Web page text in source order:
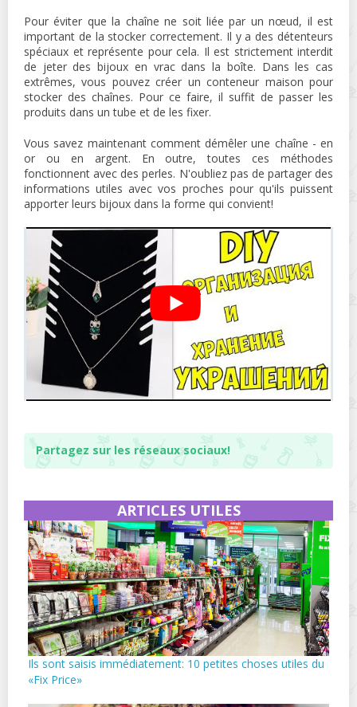
Pour éviter que la chaîne ne soit liée par un nœud, il est
important de la stocker correctement. Il y a des détenteurs
spéciaux et représente pour cela. Il est strictement interdit
de jeter des bijoux en vrac dans la boîte. Dans les cas
extrêmes, vous pouvez créer un conteneur maison pour
stocker des chaînes. Pour ce faire, il suffit de passer les
produits dans un tube et de les fixer.
Vous savez maintenant comment démêler une chaîne - en
or ou en argent. En outre, toutes ces méthodes
fonctionnent avec des perles. N'oubliez pas de partager des
informations utiles avec vos proches pour qu'ils puissent
apporter leurs bijoux dans la forme qui convient!
Partagez sur les réseaux sociaux!
ARTICLES UTILES
Ils sont saisis immédiatement: 10 petites choses utiles du
«Fix Price»